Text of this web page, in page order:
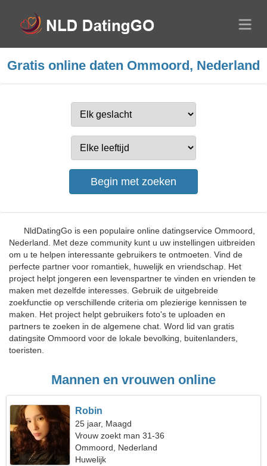
Gratis online daten Ommoord, Nederland
NldDatingGo is een populaire online datingservice Ommoord,
Nederland. Met deze community kunt u uw instellingen uitbreiden
om u te helpen interessante gebruikers te ontmoeten. Vind de
perfecte partner voor romantiek, huwelijk en vriendschap. Het
project helpt jongeren een levenspartner te vinden en vrienden te
maken met dezelfde interesses. Gebruik de uitgebreide
zoekfunctie op verschillende criteria om plezierige kennissen te
maken. Het project helpt gebruikers foto's te uploaden en
partners te zoeken in de algemene chat. Word lid van gratis
datingsite Ommoord voor de lokale bevolking, buitenlanders,
toeristen.
Mannen en vrouwen online
Robin
25 jaar, Maagd
Vrouw zoekt man 31-36
Ommoord, Nederland
Huwelijk